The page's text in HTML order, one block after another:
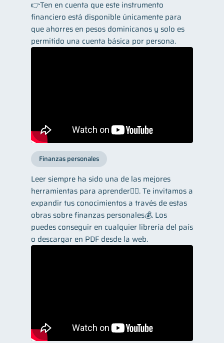
👉Ten en cuenta que este instrumento
financiero está disponible únicamente para
que ahorres en pesos dominicanos y solo es
permitido una cuenta básica por persona.
Finanzas personales
Leer siempre ha sido una de las mejores
herramientas para aprender👌🏼. Te invitamos a
expandir tus conocimientos a través de estas
obras sobre finanzas personales💰. Los
puedes conseguir en cualquier librería del país
o descargar en PDF desde la web.